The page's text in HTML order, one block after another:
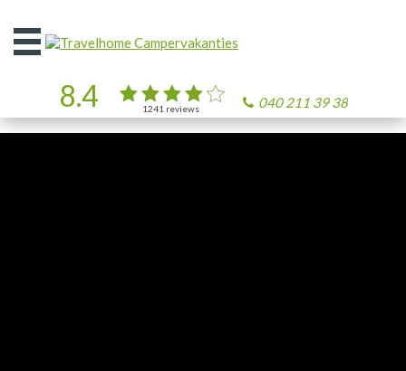
Open
het
040 211 39 38
1241 reviews
8.4